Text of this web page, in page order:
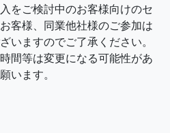
をご検討中のお客様向けのセ
客様、同業他社様のご参加は
いますのでご了承ください。
間等は変更になる可能性があ
います。